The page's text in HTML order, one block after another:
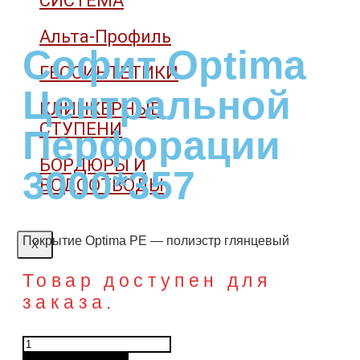
Альта-Профиль
ГЕОСИНТЕТИКИ
КЛИНКЕРНЫЕ
СТУПЕНИ
БОРДЮРЫ И
ВОДООТВОДЫ
X
Софит Optima
Центральной
Перфорации
3000*357
Покрытие Optima РЕ — полиэстр глянцевый
Товар доступен для
заказа.
Количество